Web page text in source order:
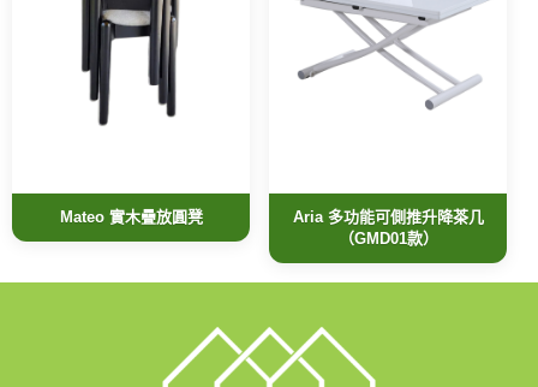
Mateo 實木疊放圓凳
Aria 多功能可側推升降茶几
（GMD01款）